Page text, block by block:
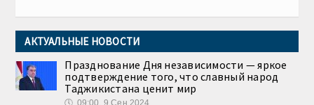
АКТУАЛЬНЫЕ НОВОСТИ
Празднование Дня независимости — яркое
подтверждение того, что славный народ
Таджикистана ценит мир
🕔 09:00, 9.Сен 2024